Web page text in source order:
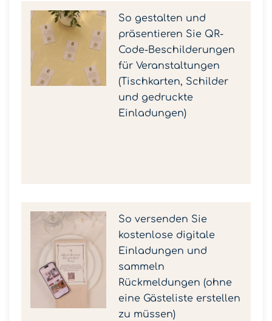
So gestalten und
präsentieren Sie QR-
Code-Beschilderungen
für Veranstaltungen
(Tischkarten, Schilder
und gedruckte
Einladungen)
So versenden Sie
kostenlose digitale
Einladungen und
sammeln
Rückmeldungen (ohne
eine Gästeliste erstellen
zu müssen)